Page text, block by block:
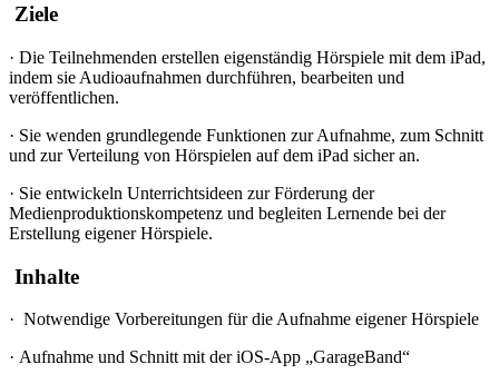
Ziele
· Die Teilnehmenden erstellen eigenständig Hörspiele mit dem iPad,
indem sie Audioaufnahmen durchführen, bearbeiten und
veröffentlichen.
· Sie wenden grundlegende Funktionen zur Aufnahme, zum Schnitt
und zur Verteilung von Hörspielen auf dem iPad sicher an.
· Sie entwickeln Unterrichtsideen zur Förderung der
Medienproduktionskompetenz und begleiten Lernende bei der
Erstellung eigener Hörspiele.
Inhalte
· Notwendige Vorbereitungen für die Aufnahme eigener Hörspiele
· Aufnahme und Schnitt mit der iOS-App „GarageBand“